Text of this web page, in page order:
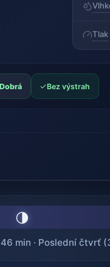
Tlak
✓Bez výstrah
🌗
min · Poslední čtvrť